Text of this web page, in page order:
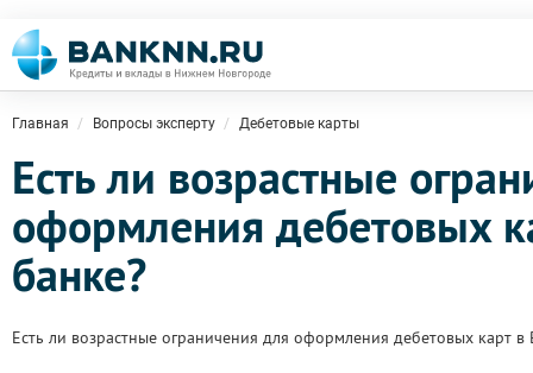
Главная Вопросы эксперту Дебетовые карты
Есть ли возрастные
оформления дебетовых
банке?
Есть ли возрастные ограничения для оформления дебетовых карт